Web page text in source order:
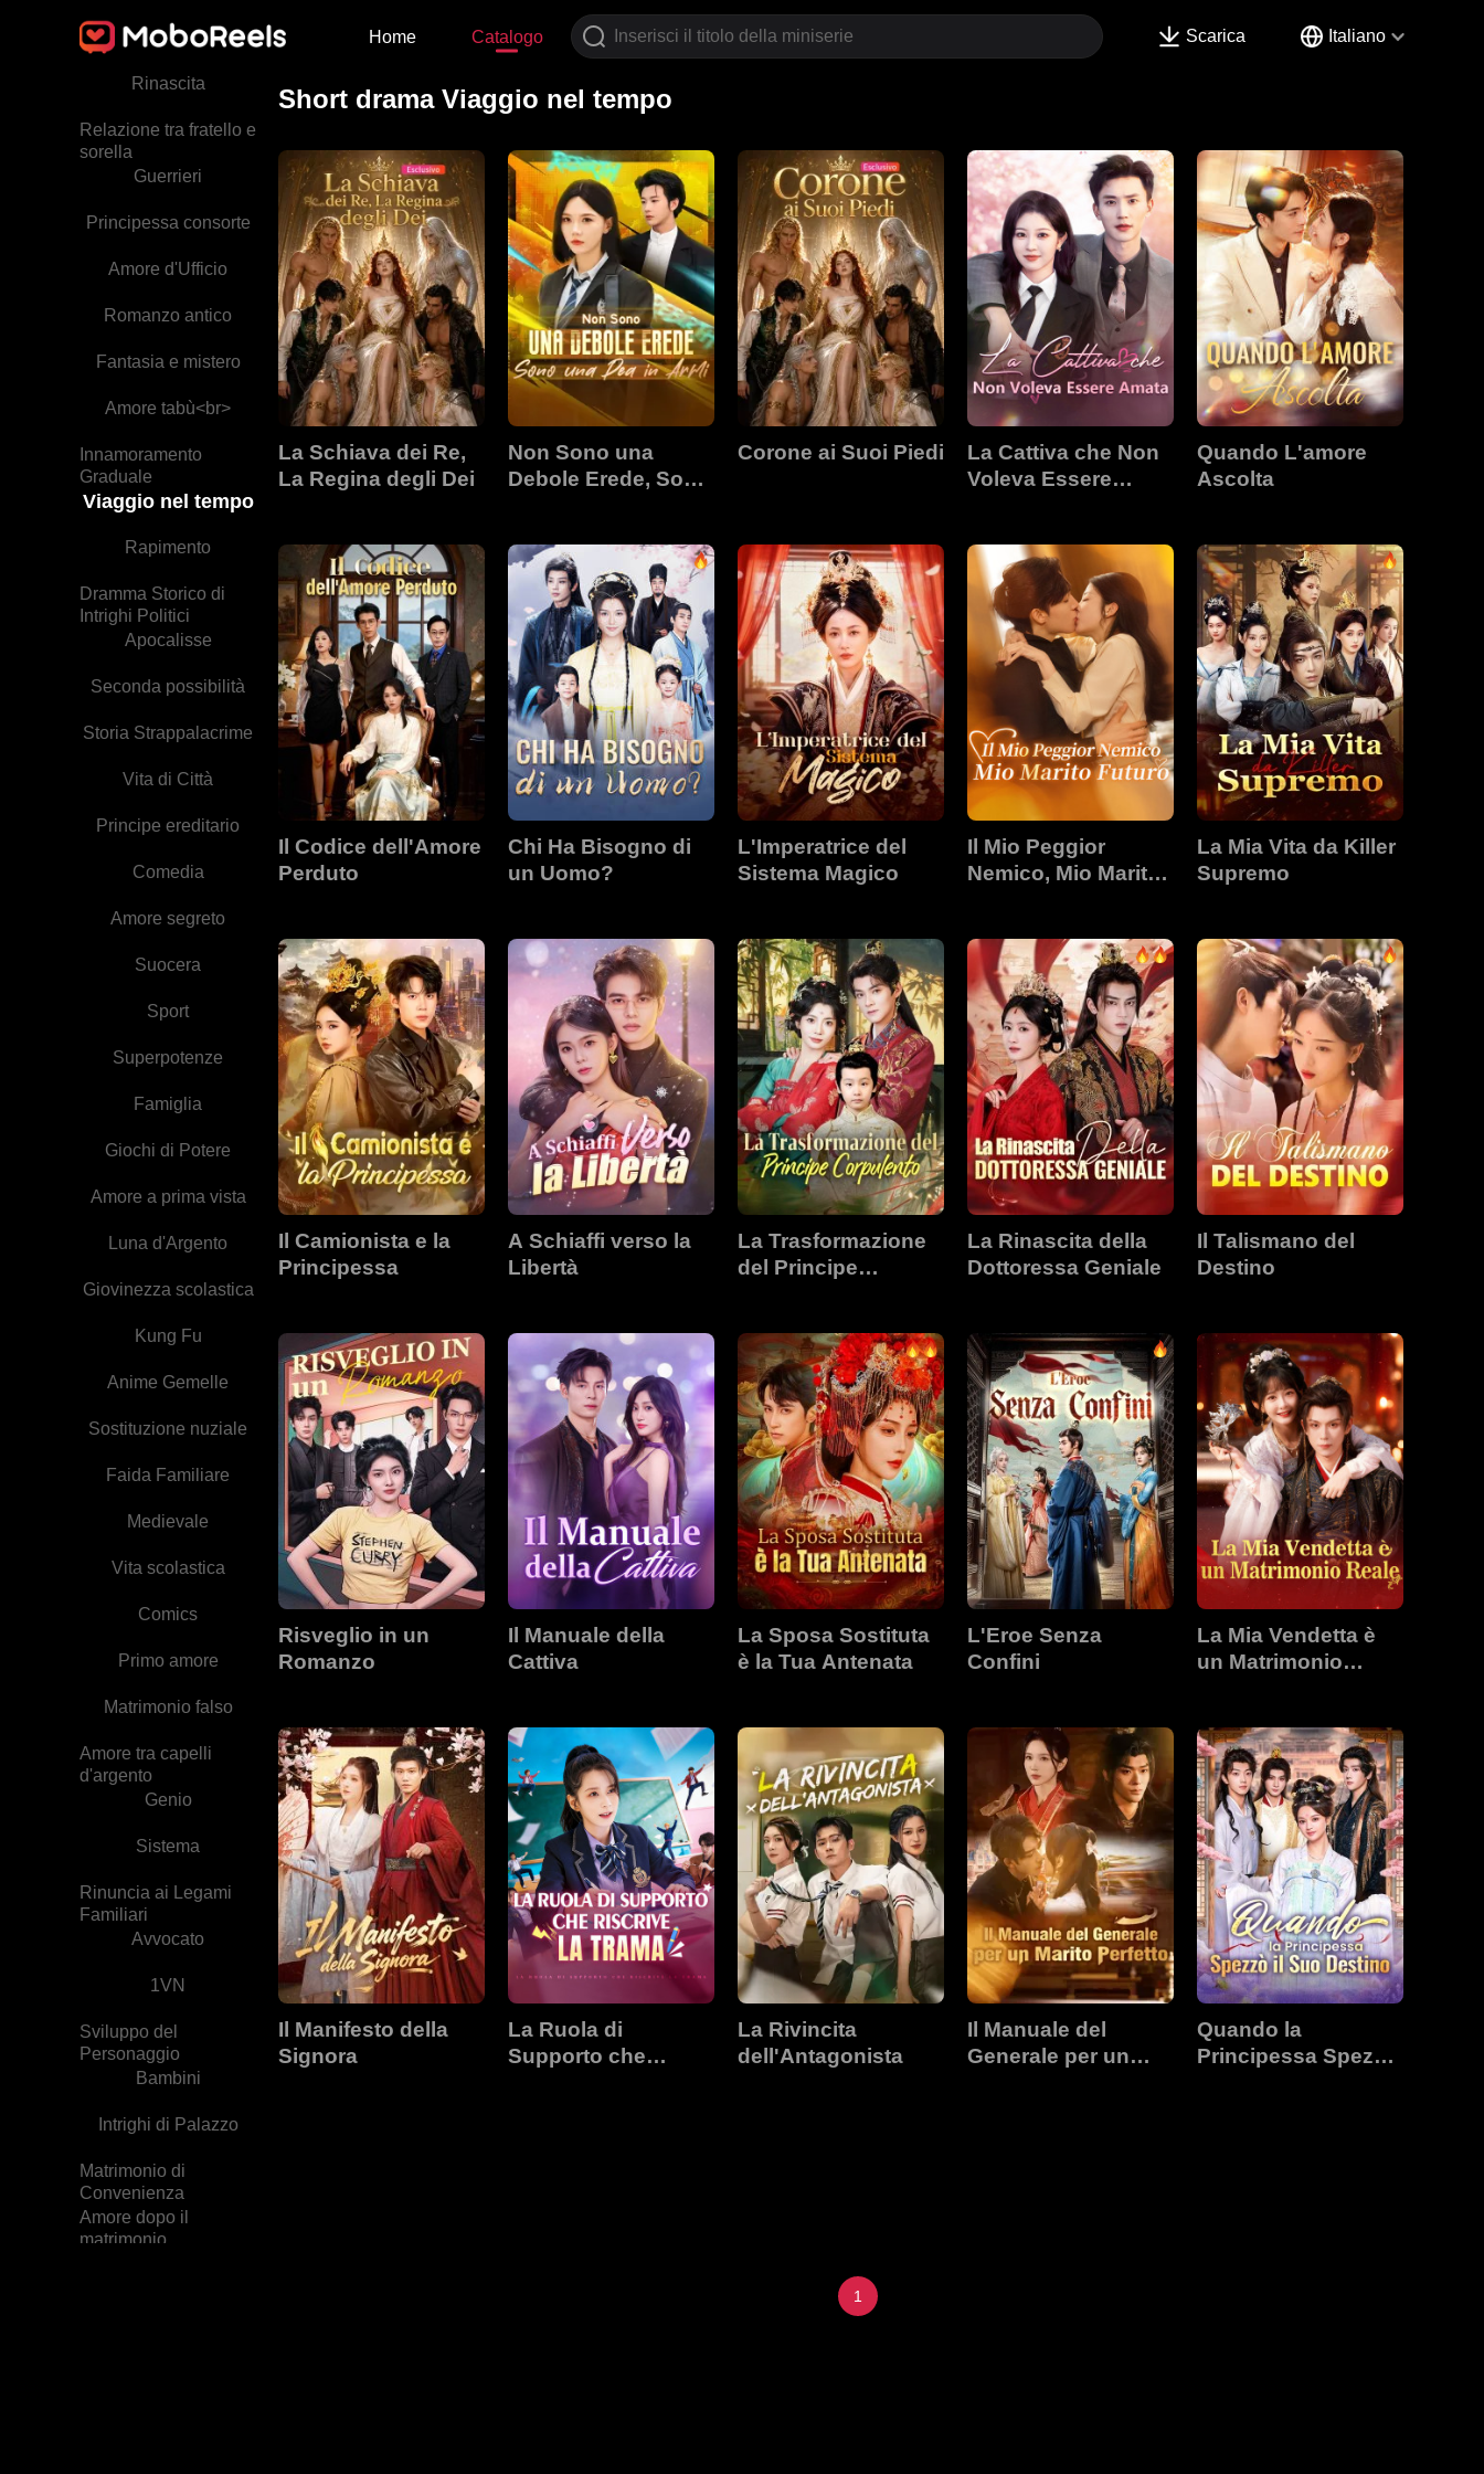
Home Catalogo Scarica Italiano
Nemici-amanti
Rinascita
Relazione tra fratello e
sorella
Guerrieri
Principessa consorte
Amore d'Ufficio
Romanzo antico
Fantasia e mistero
Amore tabù<br>
Innamoramento
Graduale
Viaggio nel tempo
Rapimento
Dramma Storico di
Intrighi Politici
Apocalisse
Seconda possibilità
Storia Strappalacrime
Vita di Città
Principe ereditario
Comedia
Amore segreto
Suocera
Sport
Superpotenze
Famiglia
Giochi di Potere
Amore a prima vista
Luna d'Argento
Giovinezza scolastica
Kung Fu
Anime Gemelle
Sostituzione nuziale
Faida Familiare
Medievale
Vita scolastica
Comics
Primo amore
Matrimonio falso
Amore tra capelli
d'argento
Genio
Sistema
Rinuncia ai Legami
Familiari
Avvocato
1VN
Sviluppo del
Personaggio
Bambini
Intrighi di Palazzo
Matrimonio di
Convenienza
Amore dopo il
matrimonio
Short drama Viaggio nel tempo
La Schiava dei Re,
La Regina degli Dei
Non Sono una
Debole Erede, Sono
Corone ai Suoi Piedi
La Cattiva che Non
Voleva Essere
Quando L'amore
Ascolta
Il Codice dell'Amore
Perduto
Chi Ha Bisogno di
un Uomo?
L'Imperatrice del
Sistema Magico
Il Mio Peggior
Nemico, Mio Marito
La Mia Vita da Killer
Supremo
Il Camionista e la
Principessa
A Schiaffi verso la
Libertà
La Trasformazione
del Principe
La Rinascita della
Dottoressa Geniale
Il Talismano del
Destino
Risveglio in un
Romanzo
Il Manuale della
Cattiva
La Sposa Sostituta
è la Tua Antenata
L'Eroe Senza
Confini
La Mia Vendetta è
un Matrimonio
Il Manifesto della
Signora
La Ruola di
Supporto che
La Rivincita
dell'Antagonista
Il Manuale del
Generale per un
Quando la
Principessa Spezzò
1